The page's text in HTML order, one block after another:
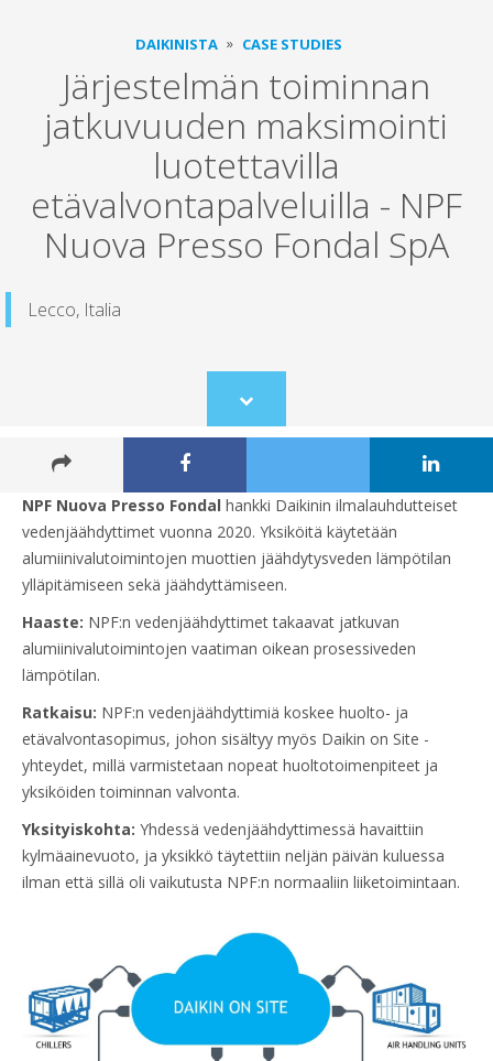
DAIKINISTA CASE STUDIES
Järjestelmän toiminnan
jatkuvuuden maksimointi
luotettavilla
etävalvontapalveluilla - NPF
Nuova Presso Fondal SpA
Lecco, Italia
Scroll
to
NPF Nuova Presso Fondal hankki Daikinin ilmalauhdutteiset
vedenjäähdyttimet vuonna 2020. Yksiköitä käytetään
alumiinivalutoimintojen muottien jäähdytysveden lämpötilan
ylläpitämiseen sekä jäähdyttämiseen.
Haaste: NPF:n vedenjäähdyttimet takaavat jatkuvan
alumiinivalutoimintojen vaatiman oikean prosessiveden
lämpötilan.
Ratkaisu: NPF:n vedenjäähdyttimiä koskee huolto- ja
etävalvontasopimus, johon sisältyy myös Daikin on Site -
yhteydet, millä varmistetaan nopeat huoltotoimenpiteet ja
yksiköiden toiminnan valvonta.
Yksityiskohta: Yhdessä vedenjäähdyttimessä havaittiin
kylmäainevuoto, ja yksikkö täytettiin neljän päivän kuluessa
ilman että sillä oli vaikutusta NPF:n normaaliin liiketoimintaan.